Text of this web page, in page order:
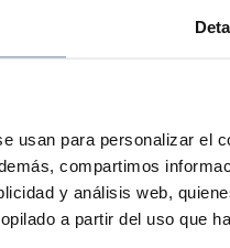
usan para personalizar el
compartimos
y análisis web,
a partir del uso que
et Beauté